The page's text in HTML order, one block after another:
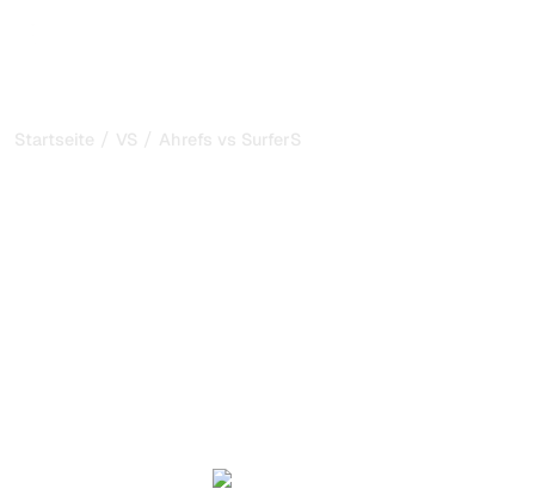
Startseite / VS / Ahrefs vs SurferSEO